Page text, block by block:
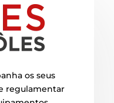
os seus
regulamentar